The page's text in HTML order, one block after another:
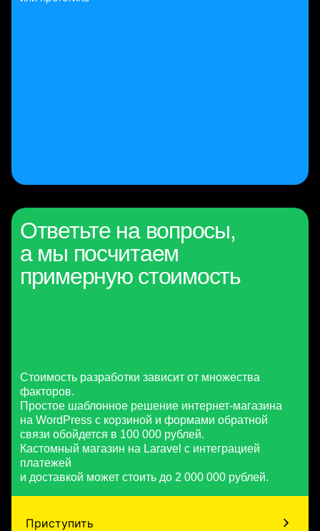
Ответьте на вопросы,
а мы посчитаем
примерную стоимость
Стоимость разработки зависит от множества
факторов.
Простое шаблонное решение интернет-магазина
на WordPress с корзиной и формами обратной
связи обойдется в 100 000 рублей.
Кастомный магазин на Laravel с интеграцией
платежей
и доставкой может стоить до 2 000 000 рублей.
Приступить